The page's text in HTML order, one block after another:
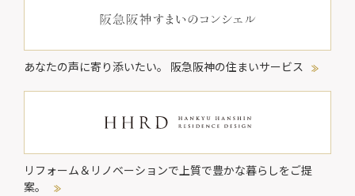
あなたの声に寄り添いたい。 阪急阪神の住まいサービス
リフォーム＆リノベーションで上質で豊かな暮らしをご提
案。